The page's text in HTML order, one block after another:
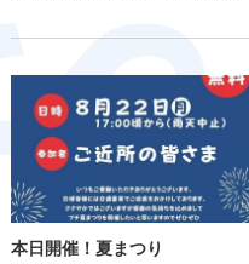
着いたことで、エアコンの使用
が減ったこの時期にエアコンの
洗浄や入替などはいか…
本日開催！夏まつり